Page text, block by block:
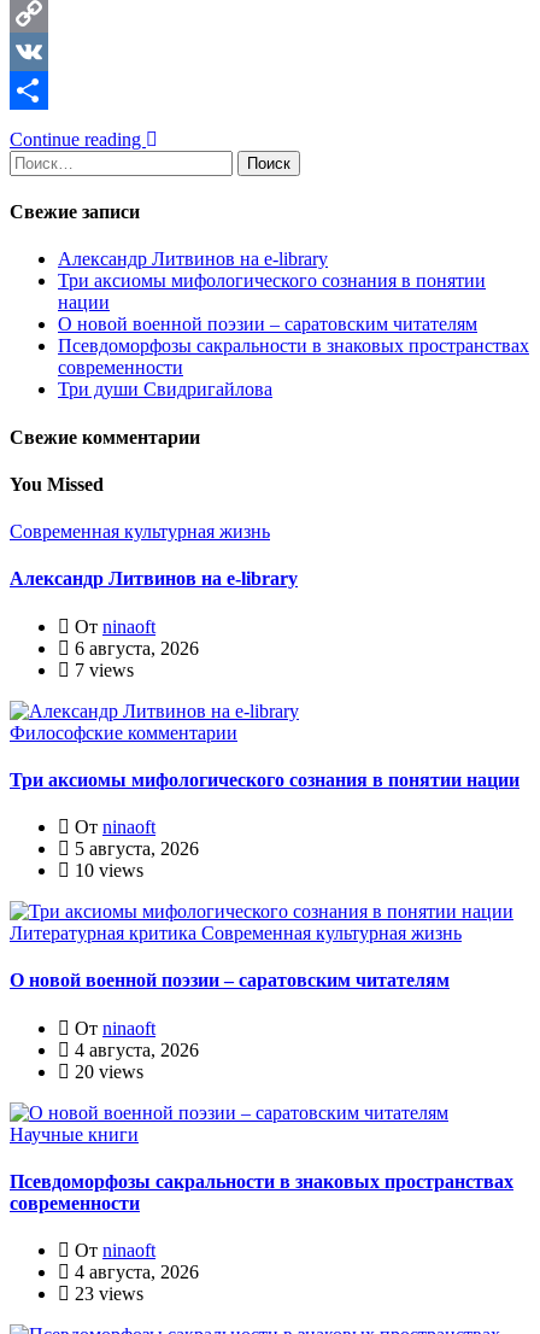
Telegram
Copy
Link
VK
Отправить
Continue reading
Найти:
Свежие записи
Александр Литвинов на e-library
Три аксиомы мифологического сознания в понятии
нации
О новой военной поэзии – саратовским читателям
Псевдоморфозы сакральности в знаковых пространствах
современности
Три души Свидригайлова
Свежие комментарии
You Missed
Современная культурная жизнь
Александр Литвинов на e-library
От ninaoft
6 августа, 2026
7 views
Философские комментарии
Три аксиомы мифологического сознания в понятии нации
От ninaoft
5 августа, 2026
10 views
Литературная критика Современная культурная жизнь
О новой военной поэзии – саратовским читателям
От ninaoft
4 августа, 2026
20 views
Научные книги
Псевдоморфозы сакральности в знаковых пространствах
современности
От ninaoft
4 августа, 2026
23 views